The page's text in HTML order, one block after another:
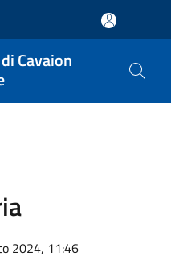
Cavaion
2024, 11:46